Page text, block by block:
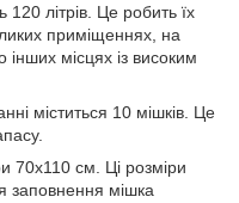
120 літрів. Це робить їх
приміщеннях, на
місцях із високим
міститься 10 мішків. Це
70х110 см. Ці розміри
заповнення мішка